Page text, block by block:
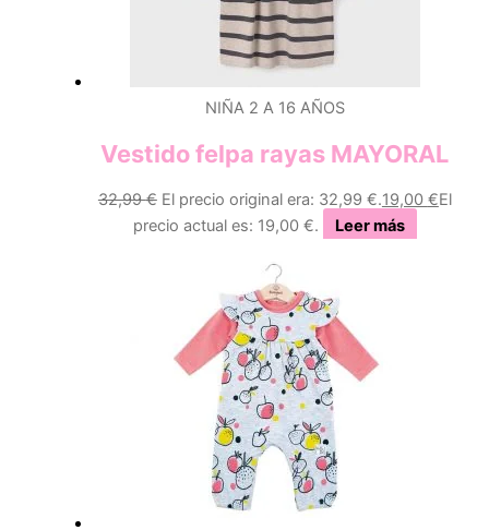
NIÑA 2 A 16 AÑOS
Vestido felpa rayas MAYORAL
32,99€ El precio original era: 32,99 €.19,00 €El
precio actual es: 19,00 €.
Leer más